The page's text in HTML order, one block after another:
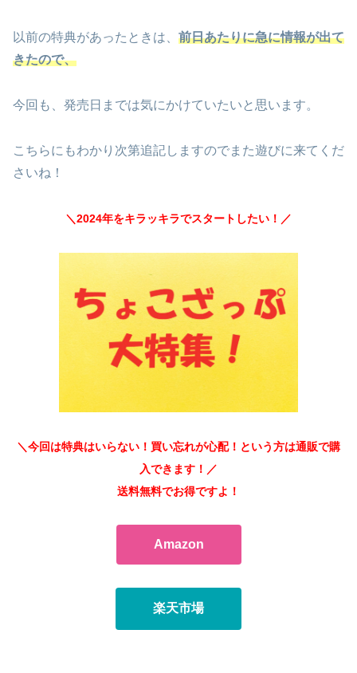
以前の特典があったときは、 前日あたりに急に情報が出て
きたので、
今回も、発売日までは気にかけていたいと思います。
こちらにもわかり次第追記しますのでまた遊びに来てくだ
さいね！
＼2024年をキラッキラでスタートしたい！／
＼今回は特典はいらない！買い忘れが心配！という方は通販で購
入できます！／
送料無料でお得ですよ！
Amazon
楽天市場